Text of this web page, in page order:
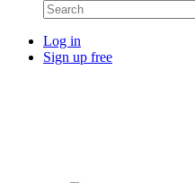
Log in
Sign up free